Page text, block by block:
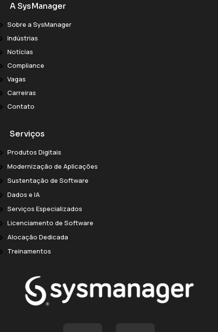
A SysManager
Sobre a SysManager
Indústrias
Notícias
Compliance
Vagas
Carreiras
Contato
Serviços
Produtos Digitais
Modernização de Aplicações
Sustentação de Software
Dados e IA
Serviços Especializados
Licenciamento de Software
Alocação Dedicada
Treinamentos